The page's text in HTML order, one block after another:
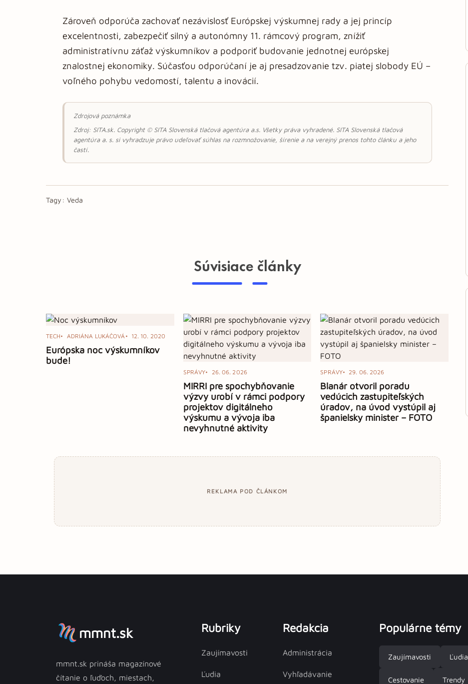
Zároveň odporúča zachovať nezávislosť Európskej výskumnej rady a jej princíp
excelentnosti, zabezpečiť silný a autonómny 11. rámcový program, znížiť
administratívnu záťaž výskumníkov a podporiť budovanie jednotnej európskej
znalostnej ekonomiky. Súčasťou odporúčaní je aj presadzovanie tzv. piatej slobody EÚ –
voľného pohybu vedomostí, talentu a inovácií.
Zdrojová poznámka
Zdroj: SITA.sk. Copyright © SITA Slovenská tlačová agentúra a.s. Všetky práva vyhradené. SITA Slovenská tlačová
agentúra a. s. si vyhradzuje právo udeľovať súhlas na rozmnožovanie, šírenie a na verejný prenos tohto článku a jeho
častí.
Tagy: Veda
Súvisiace články
TECH ADRIÁNA LUKÁČOVÁ 12. 10. 2020
Európska noc výskumníkov
bude!
SPRÁVY 26. 06. 2026
MIRRI pre spochybňovanie
výzvy urobí v rámci podpory
projektov digitálneho
výskumu a vývoja iba
nevyhnutné aktivity
SPRÁVY 29. 06. 2026
Blanár otvoril poradu
vedúcich zastupiteľských
úradov, na úvod vystúpil aj
španielsky minister – FOTO
REKLAMA POD ČLÁNKOM
mmnt.sk
mmnt.sk prináša magazínové
čítanie o ľuďoch, miestach,
Rubriky
Zaujímavosti
Ľudia
Redakcia
Administrácia
Vyhľadávanie
Populárne témy
Zaujímavosti Ľudia
Cestovanie Trendy